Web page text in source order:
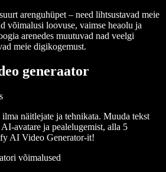
arenguhüpet – need lihtsustavad meie
võimalusi loovuse, vaimse heaolu ja
arenedes muutuvad nad veelgi
meie digikogemust.
generaator
näitlejate ja tehnikata. Muuda tekst
avatare ja pealelugemist, alla 5
AI Video Generator-it!
võimalused